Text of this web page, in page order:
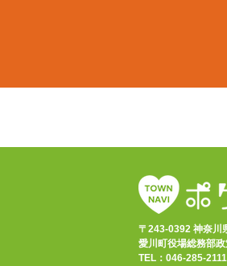
〒243-0392 神奈川
愛川町役場総務部
TEL：046-285-